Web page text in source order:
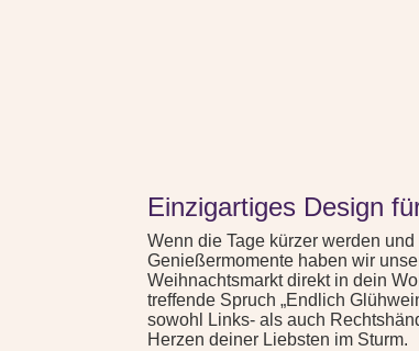
Einzigartiges Design
Wenn die Tage kürzer werden
Genießermomente haben wir
Weihnachtsmarkt direkt in dein
treffende Spruch „Endlich
sowohl Links- als auch
Herzen deiner Liebsten im Sturm.